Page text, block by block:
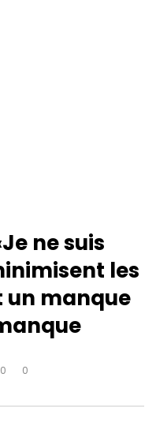
ne suis
les
un manque
0 0